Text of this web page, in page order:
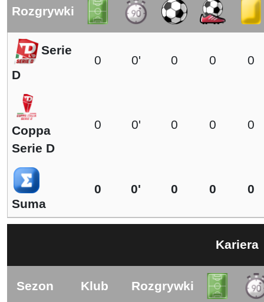
Rozgrywki
Serie
D
0 0' 0 0 0
Coppa
Serie D
0 0' 0 0 0
Suma
0 0' 0 0 0
Kariera
Sezon Klub Rozgrywki